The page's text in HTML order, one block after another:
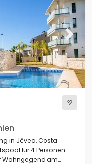
Next
in Jávea, Costa
für 4 Personen.
Wohngegend am